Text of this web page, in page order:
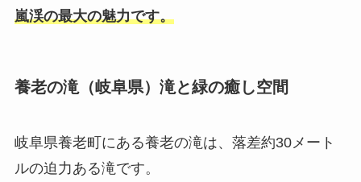
嵐渓の最大の魅力です。
養老の滝（岐阜県）滝と緑の癒し空間
岐阜県養老町にある養老の滝は、落差約30メート
ルの迫力ある滝です。